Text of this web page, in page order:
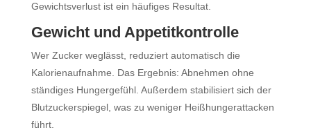
Gewichtsverlust ist ein häufiges Resultat.
Gewicht und Appetitkontrolle
Wer Zucker weglässt, reduziert automatisch die
Kalorienaufnahme. Das Ergebnis: Abnehmen ohne
ständiges Hungergefühl. Außerdem stabilisiert sich der
Blutzuckerspiegel, was zu weniger Heißhungerattacken
führt.